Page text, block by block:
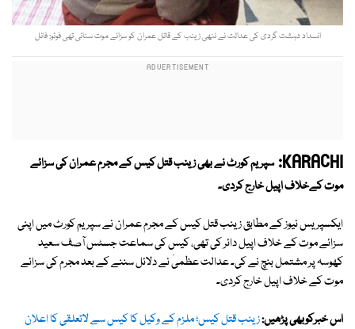
انسداد دہشت گردی کی عدالت نے ننھی زینب کے قاتل عمران کو سزائے موت سنائی تھی فوٹو: فائل
KARACHI: سپریم کورٹ نے بھی زینب قتل کیس کے مجرم عمران کی سزائے
موت کےخلاف اپیل خارج کردی۔
ایکسپریس نیوز کے مطابق زینب قتل کیس کے مجرم عمران نے سپریم کورٹ میں اپنی
سزائے موت کے خلاف اپیل دائر کی تھی، کیس کی سماعت جسٹس آصف سعید
کھوسہ پر مشتمل بنچ نے کی۔ عدالت عظمیٰ نے دلائل سننے کے بعد مجرم کی سزائے
موت کے خلاف اپیل خارج کردی۔
اس خبرکوبھی پڑھیں:زینب قتل کیس؛ ملزم کے وکیل کا کیس سے لاتعلقی کا اعلان